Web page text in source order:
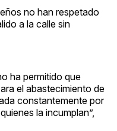
no han respetado
a la calle sin
ha permitido que
el abastecimiento de
constantemente por
la incumplan”,